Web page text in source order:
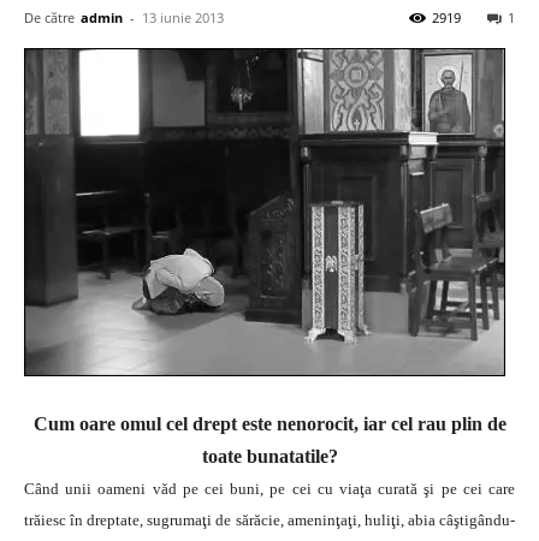
De către admin - 13 iunie 2013 1
2919
Cum oare omul cel drept este nenorocit, iar cel rau plin de
toate bunatatile?
Când unii oameni văd pe cei buni, pe cei cu viaţa curată şi pe cei care
trăiesc în dreptate, sugrumaţi de sărăcie, ameninţaţi, huliţi, abia câştigându-